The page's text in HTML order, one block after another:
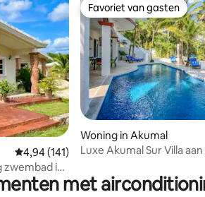
recensies
Gemiddelde beoordeling van 4,94 op
4,94 (141)
zwembad in
Favoriet van gasten
Favoriet van gasten
Woning in Akumal
Luxe Akumal Sur Villa
met